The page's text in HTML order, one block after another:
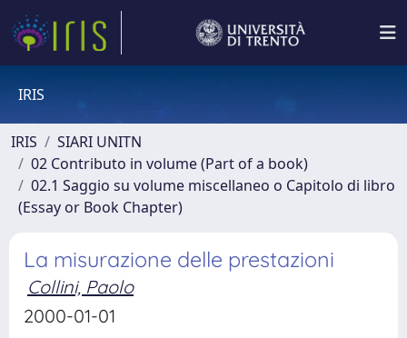
IRIS
IRIS
SIARI UNITN
02 Contributo in volume (Part of a book)
02.1 Saggio su volume miscellaneo o Capitolo di libro
(Essay or Book Chapter)
La misurazione delle prestazioni
Collini, Paolo
2000-01-01